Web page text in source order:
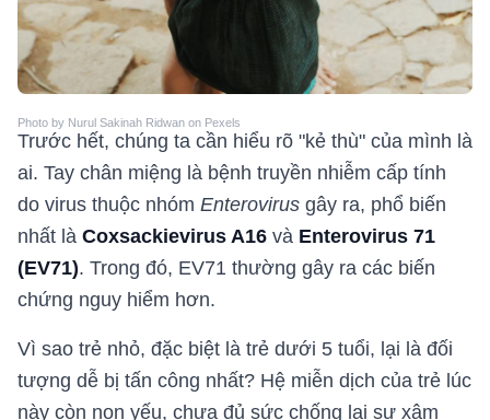
Photo by Nurul Sakinah Ridwan on Pexels
Trước hết, chúng ta cần hiểu rõ "kẻ thù" của mình là
ai. Tay chân miệng là bệnh truyền nhiễm cấp tính
do virus thuộc nhóm Enterovirus gây ra, phổ biến
nhất là Coxsackievirus A16 và Enterovirus 71
(EV71). Trong đó, EV71 thường gây ra các biến
chứng nguy hiểm hơn.
Vì sao trẻ nhỏ, đặc biệt là trẻ dưới 5 tuổi, lại là đối
tượng dễ bị tấn công nhất? Hệ miễn dịch của trẻ lúc
này còn non yếu, chưa đủ sức chống lại sự xâm